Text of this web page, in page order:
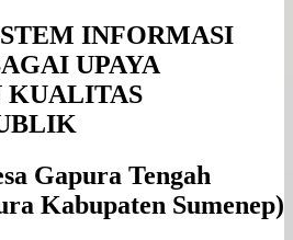
INFORMASI
UPAYA
KUALITAS
Gapura Tengah
Kabupaten Sumenep)